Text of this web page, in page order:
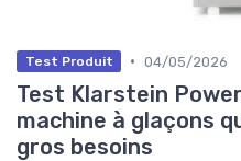
Test Produit • 04/05/2026
Test Klarstein
machine à glaçons
gros besoins